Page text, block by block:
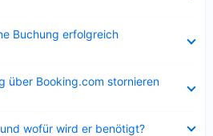
Buchung erfolgreich
über Booking.com stornieren
wofür wird er benötigt?